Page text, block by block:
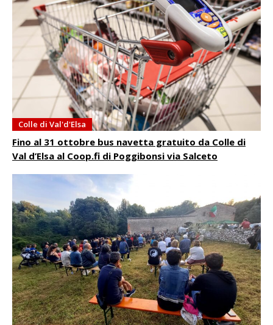
Colle di Val'd'Elsa
Fino al 31 ottobre bus navetta gratuito da Colle di
Val d’Elsa al Coop.fi di Poggibonsi via Salceto